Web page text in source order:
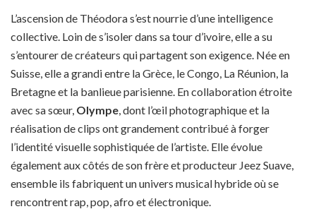
L’ascension de Théodora s’est nourrie d’une intelligence
collective. Loin de s’isoler dans sa tour d’ivoire, elle a su
s’entourer de créateurs qui partagent son exigence. Née en
Suisse, elle a grandi entre la Grèce, le Congo, La Réunion, la
Bretagne et la banlieue parisienne. En collaboration étroite
avec sa sœur, Olympe, dont l’œil photographique et la
réalisation de clips ont grandement contribué à forger
l’identité visuelle sophistiquée de l’artiste. Elle évolue
également aux côtés de son frère et producteur Jeez Suave,
ensemble ils fabriquent un univers musical hybride où se
rencontrent rap, pop, afro et électronique.